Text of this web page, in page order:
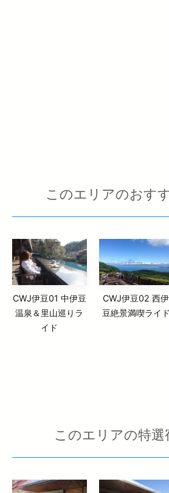
このエリアのおす
CWJ伊豆01 中伊豆
温泉＆里山巡りラ
イド
CWJ伊豆02 西伊
豆絶景満喫ライド
このエリアの特選